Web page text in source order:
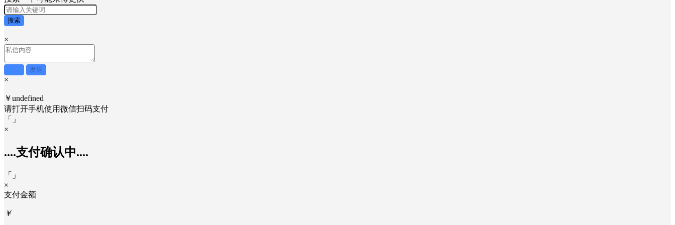
搜索
×
发送
×
￥undefined
请打开手机使用微信扫码支付
「
」
×
....支付确认中....
「
」
×
支付金额
￥